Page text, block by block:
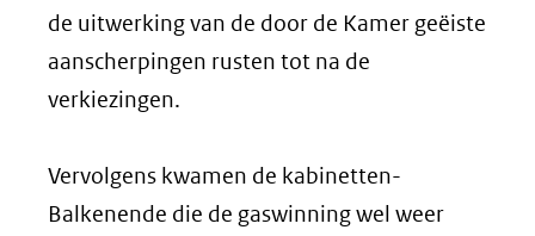
de uitwerking van de door de Kamer geëiste
aanscherpingen rusten tot na de
verkiezingen.
Vervolgens kwamen de kabinetten-
Balkenende die de gaswinning wel weer